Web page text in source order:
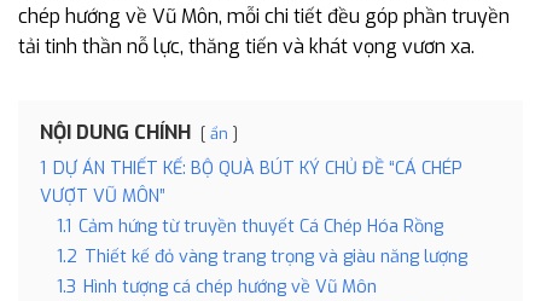
chép hướng về Vũ Môn, mỗi chi tiết đều góp phần truyền
tải tinh thần nỗ lực, thăng tiến và khát vọng vươn xa.
NỘI DUNG CHÍNH ẩn
1 DỰ ÁN THIẾT KẾ: BỘ QUÀ BÚT KÝ CHỦ ĐỀ “CÁ CHÉP
VƯỢT VŨ MÔN”
1.1 Cảm hứng từ truyền thuyết Cá Chép Hóa Rồng
1.2 Thiết kế đỏ vàng trang trọng và giàu năng lượng
1.3 Hình tượng cá chép hướng về Vũ Môn